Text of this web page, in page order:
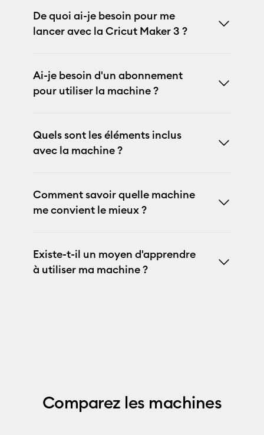
De quoi ai-je besoin pour me
lancer avec la Cricut Maker 3 ?
Ai-je besoin d'un abonnement
pour utiliser la machine ?
Quels sont les éléments inclus
avec la machine ?
Comment savoir quelle machine
me convient le mieux ?
Existe-t-il un moyen d'apprendre
à utiliser ma machine ?
Comparez les machines